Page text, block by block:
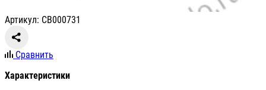
Артикул: CB000731
Сравнить
Характеристики